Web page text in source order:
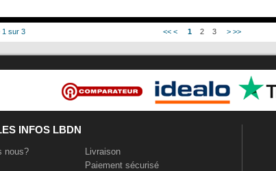
1 sur 3 << < 1 2 3 > >>
INFOS LBDN
nous?
Livraison
Paiement sécurisé